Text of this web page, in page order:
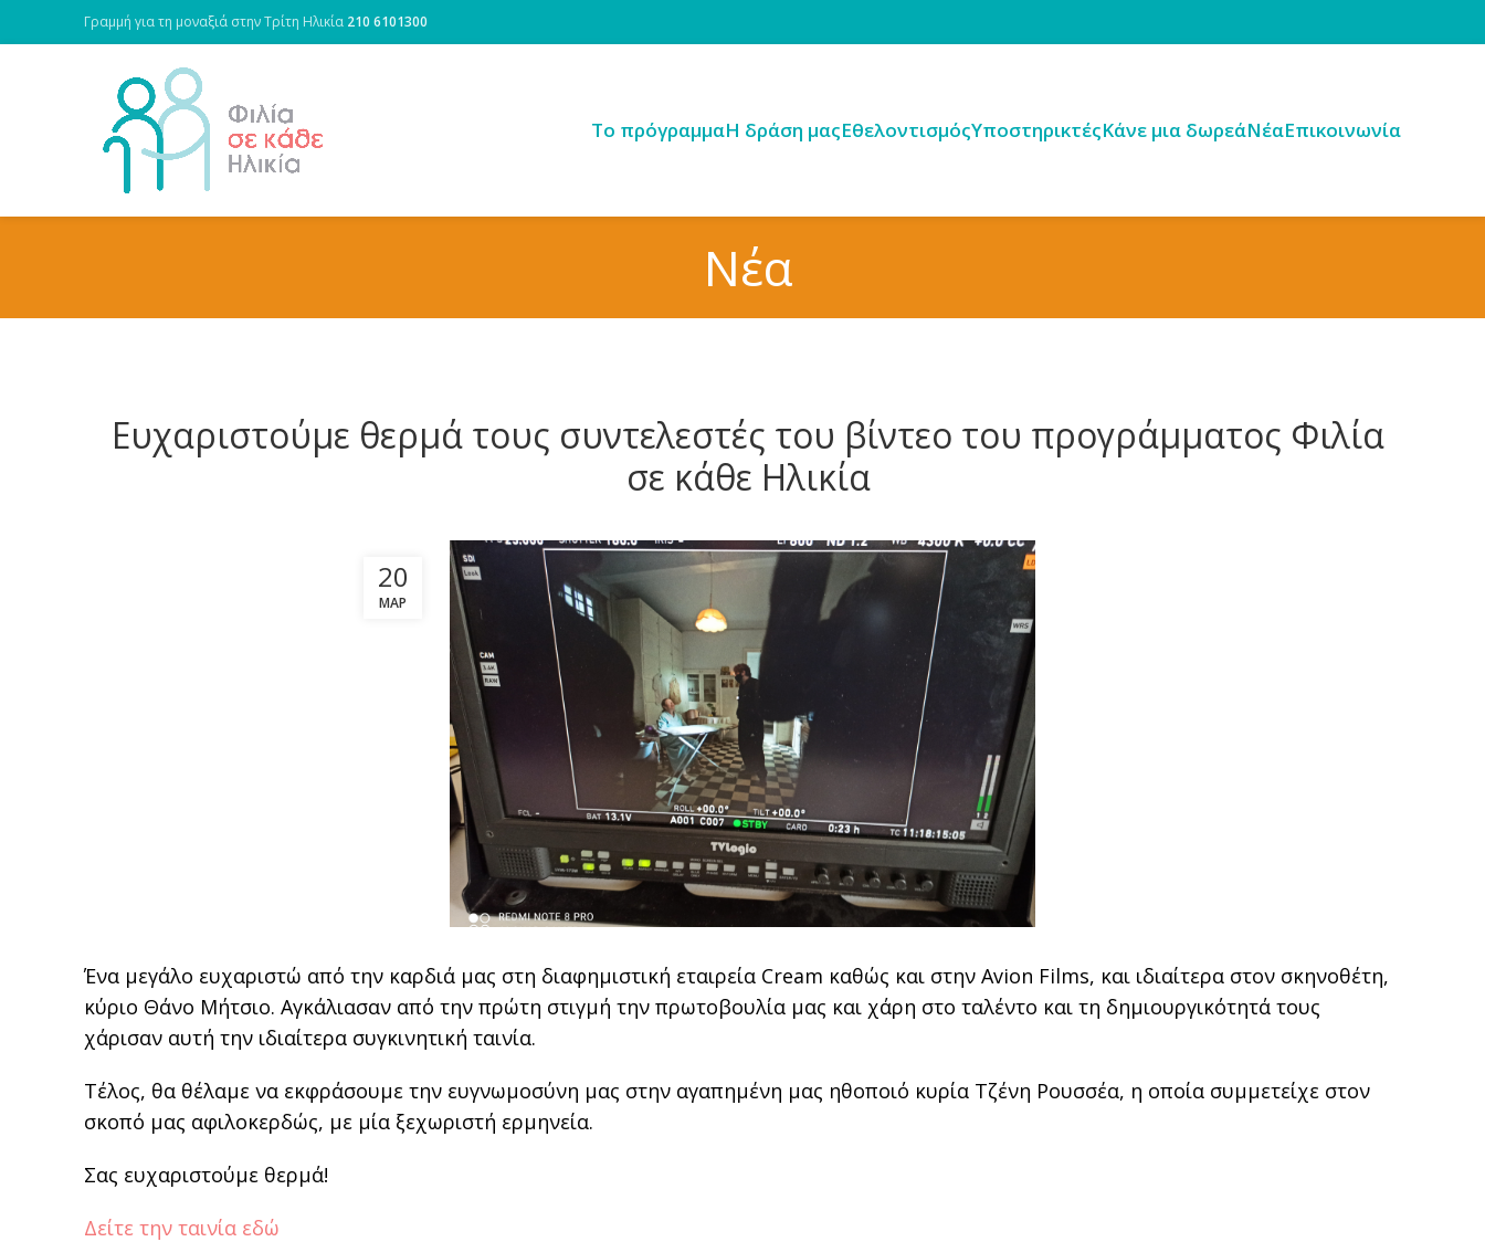
Γραμμή για τη μοναξιά στην Τρίτη Ηλικία 210 6101300
Tο πρόγραμμαH δράση μαςΕθελοντισμόςΥποστηρικτέςΚάνε μια δωρεάΝέαΕπικοινωνία
Νέα
Ευχαριστούμε θερμά τους συντελεστές του βίντεο του προγράμματος Φιλία
σε κάθε Ηλικία
20
ΜΑΡ
Ένα μεγάλο ευχαριστώ από την καρδιά μας στη διαφημιστική εταιρεία Cream καθώς και στην Avion Films, και ιδιαίτερα στον σκηνοθέτη,
κύριο Θάνο Μήτσιο. Αγκάλιασαν από την πρώτη στιγμή την πρωτοβουλία μας και χάρη στο ταλέντο και τη δημιουργικότητά τους
χάρισαν αυτή την ιδιαίτερα συγκινητική ταινία.
Τέλος, θα θέλαμε να εκφράσουμε την ευγνωμοσύνη μας στην αγαπημένη μας ηθοποιό κυρία Τζένη Ρουσσέα, η οποία συμμετείχε στον
σκοπό μας αφιλοκερδώς, με μία ξεχωριστή ερμηνεία.
Σας ευχαριστούμε θερμά!
Δείτε την ταινία εδώ